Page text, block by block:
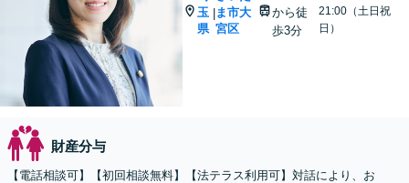
玉
県
|ま市大
宮区
から徒
歩3分
21:00（土日祝
日）
財産分与
【電話相談可】【初回相談無料】【法テラス利用可】対話により、お